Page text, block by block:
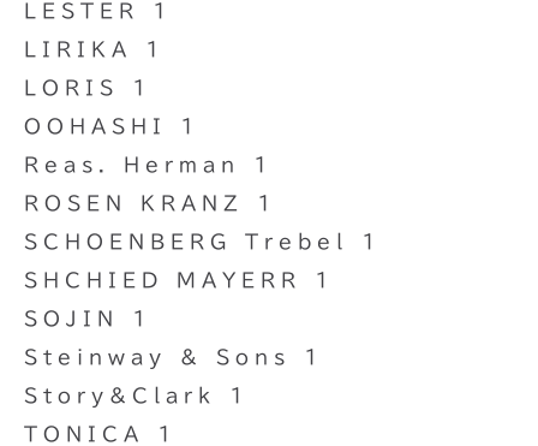
LESTER 1
LIRIKA 1
LORIS 1
OOHASHI 1
Reas. Herman 1
ROSEN KRANZ 1
SCHOENBERG Trebel 1
SHCHIED MAYERR 1
SOJIN 1
Steinway & Sons 1
Story&Clark 1
TONICA 1